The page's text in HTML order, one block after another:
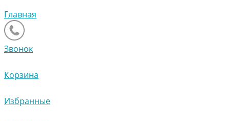
Главная
Звонок
Корзина
Избранные